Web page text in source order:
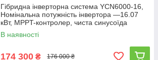
Гібридна інверторна система YCN6000-16,
Номінальна потужність інвертора —16.07
кВт, MPPT-контролер, чиста синусоїда
В наявності
174 300 ₴ 176 000 ₴